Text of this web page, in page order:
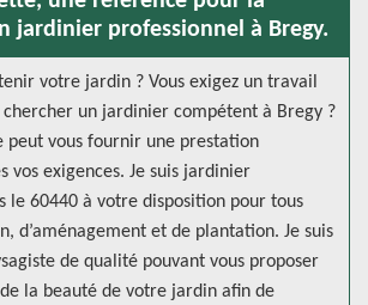
jardinier professionnel à Bregy.
votre jardin ? Vous exigez un travail
un jardinier compétent à Bregy ?
peut vous fournir une prestation
vos exigences. Je suis jardinier
le 60440 à votre disposition pour tous
d’aménagement et de plantation. Je suis
de qualité pouvant vous proposer
la beauté de votre jardin afin de